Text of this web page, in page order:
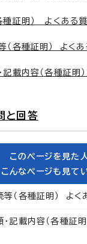
種証明） よくある
（各種証明） よく
記載内容（各種証明
と回答
このページを見た
こんなページも見て
（各種証明） よく
記載内容（各種証